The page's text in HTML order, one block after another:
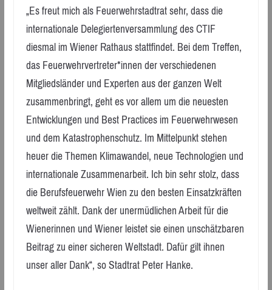
„Es freut mich als Feuerwehrstadtrat sehr, dass die
internationale Delegiertenversammlung des CTIF
diesmal im Wiener Rathaus stattfindet. Bei dem Treffen,
das Feuerwehrvertreter*innen der verschiedenen
Mitgliedsländer und Experten aus der ganzen Welt
zusammenbringt, geht es vor allem um die neuesten
Entwicklungen und Best Practices im Feuerwehrwesen
und dem Katastrophenschutz. Im Mittelpunkt stehen
heuer die Themen Klimawandel, neue Technologien und
internationale Zusammenarbeit. Ich bin sehr stolz, dass
die Berufsfeuerwehr Wien zu den besten Einsatzkräften
weltweit zählt. Dank der unermüdlichen Arbeit für die
Wienerinnen und Wiener leistet sie einen unschätzbaren
Beitrag zu einer sicheren Weltstadt. Dafür gilt ihnen
unser aller Dank“, so Stadtrat Peter Hanke.